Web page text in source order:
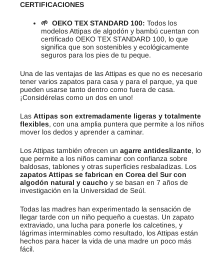
CERTIFICACIONES
🌱 OEKO TEX STANDARD 100: Todos los
modelos Attipas de algodón y bambú cuentan con
certificado OEKO TEX STANDARD 100, lo que
significa que son sostenibles y ecológicamente
seguros para los pies de tu peque.
Una de las ventajas de las Attipas es que no es necesario
tener varios zapatos para casa y para el parque, ya que
pueden usarse tanto dentro como fuera de casa.
¡Considérelas como un dos en uno!
Las Attipas son extremadamente ligeras y totalmente
flexibles, con una amplia puntera que permite a los niños
mover los dedos y aprender a caminar.
Los Attipas también ofrecen un agarre antideslizante, lo
que permite a los niños caminar con confianza sobre
baldosas, tablones y otras superficies resbaladizas. Los
zapatos Attipas se fabrican en Corea del Sur con
algodón natural y caucho y se basan en 7 años de
investigación en la Universidad de Seúl.
Todas las madres han experimentado la sensación de
llegar tarde con un niño pequeño a cuestas. Un zapato
extraviado, una lucha para ponerle los calcetines, y
lágrimas interminables como resultado, los Attipas están
hechos para hacer la vida de una madre un poco más
fácil.